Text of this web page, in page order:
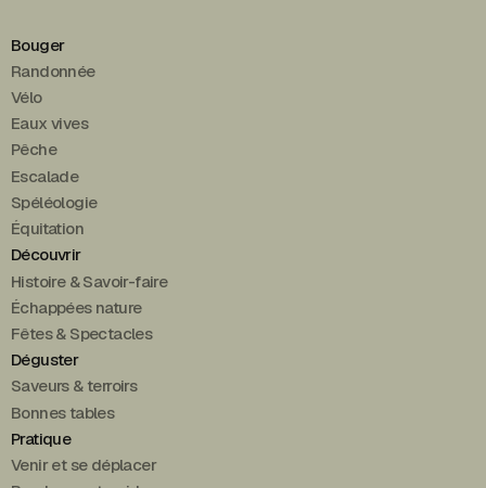
Bouger
Randonnée
Vélo
Eaux vives
Pêche
Escalade
Spéléologie
Équitation
Découvrir
Histoire & Savoir-faire
Échappées nature
Fêtes & Spectacles
Déguster
Saveurs & terroirs
Bonnes tables
Pratique
Venir et se déplacer